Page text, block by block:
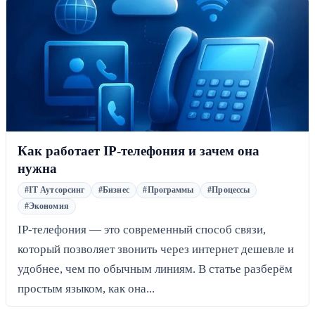
Как работает IP-телефония и зачем она
нужна
#IT Аутсорсинг #Бизнес #Программы
#Процессы
#Экономия
IP-телефония — это современный способ связи,
который позволяет звонить через интернет дешевле и
удобнее, чем по обычным линиям. В статье разберём
простым языком, как она...